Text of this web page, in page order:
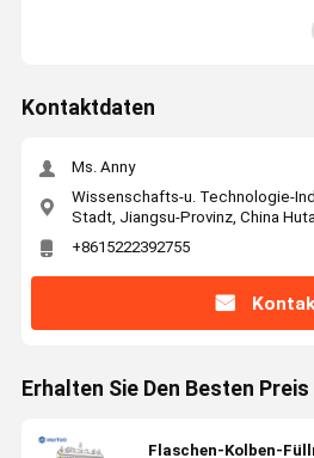
Kontaktdaten
Ms. Anny
Wissenschafts-u. Technologie-
Stadt, Jiangsu-Provinz, China
+8615222392755
Erhalten Sie Den Besten Preis
Flaschen-Kolben-